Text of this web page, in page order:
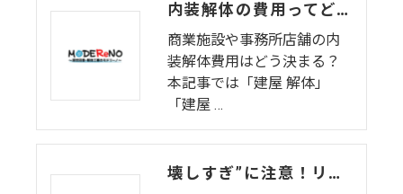
内装解体の費用ってどう決まる？単価と作業内容をセットで解説
商業施設や事務所店舗の内
装解体費用はどう決まる？
本記事では「建屋 解体」
「建屋 …
壊しすぎ”に注意！リフォーム前の内装解体でよくあるトラブル事例